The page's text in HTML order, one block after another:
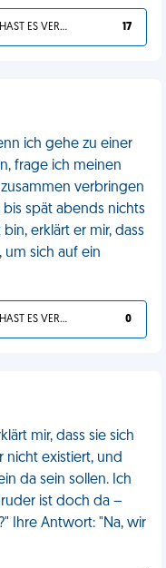
DU HAST ES VERDIENT 17
ich gehe zu einer
frage ich meinen
verbringen
spät abends nichts
erklärt er mir, dass
um sich auf ein
DU HAST ES VERDIENT 0
mir, dass sie sich
nicht existiert, und
da sein sollen. Ich
ist doch da –
Ihre Antwort: "Na, wir